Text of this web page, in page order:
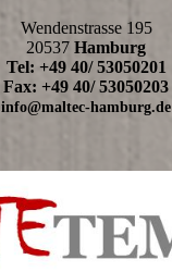
Wendenstrasse 195
20537 Hamburg
Tel: +49 40/ 53050201
Fax: +49 40/ 53050203
info@maltec-hamburg.de